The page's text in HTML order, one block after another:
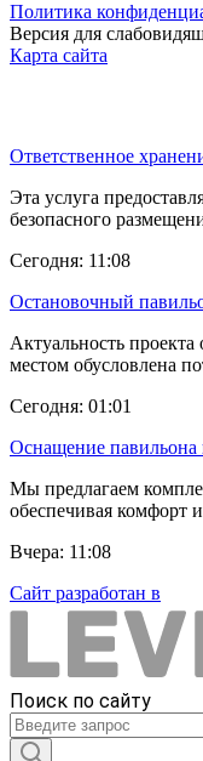
Политика
Версия для
Карта сайта
Ответственное
Эта услуга
безопасного
Сегодня: 11:08
Остановочный
Актуальность
местом обусловлена
Сегодня: 01:01
Оснащение
Мы предлагаем
обеспечивая комфорт
Вчера: 11:08
Сайт разработан в
Поиск по сайту